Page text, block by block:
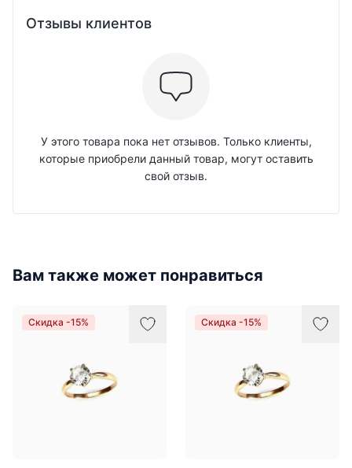
Отзывы клиентов
У этого товара пока нет отзывов. Только клиенты,
которые приобрели данный товар, могут оставить
свой отзыв.
Вам также может понравиться
Скидка -15% Скидка -15%